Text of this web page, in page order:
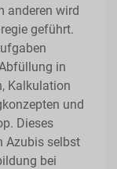
anderen wird
geführt.
in
Kalkulation
und
Dieses
Azubis selbst
bei